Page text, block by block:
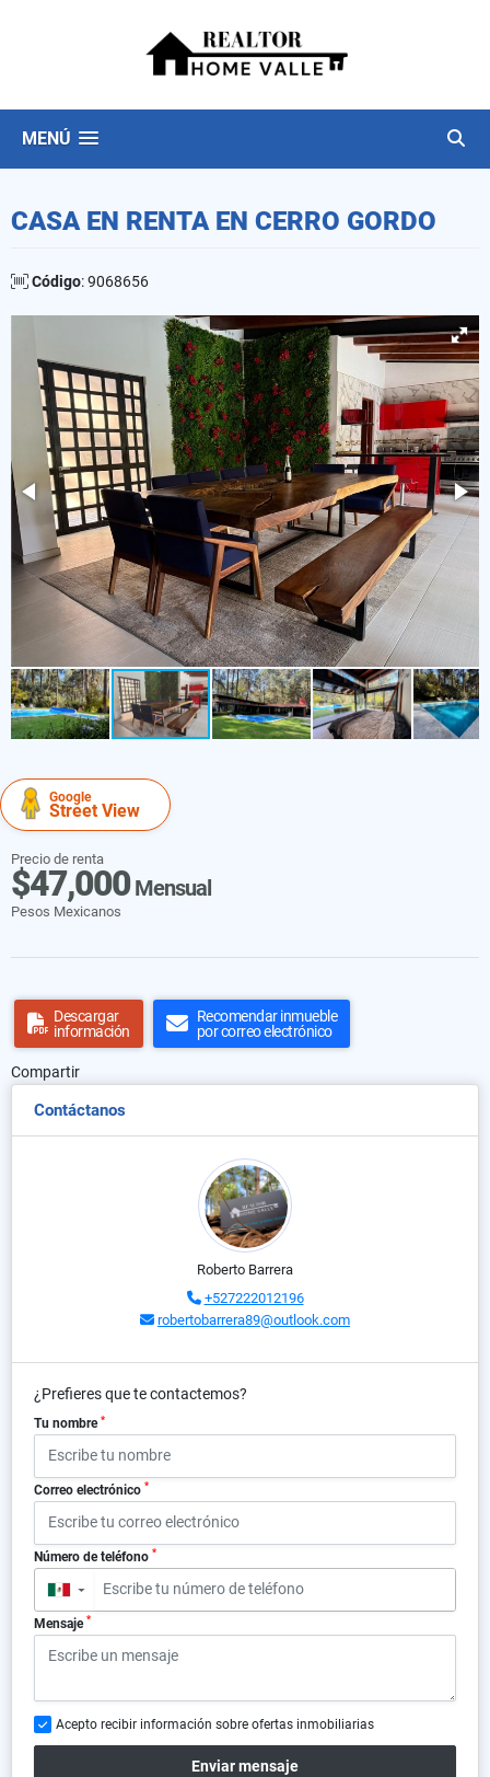
MENÚ
CASA EN RENTA EN CERRO GORDO
Código: 9068656
Google
Street View
Precio de renta
$47,000Mensual
Pesos Mexicanos
Descargar
información
Recomendar inmueble
por correo electrónico
Compartir
Contáctanos
Roberto Barrera
+527222012196
robertobarrera89@outlook.com
¿Prefieres que te contactemos?
Tu nombre *
Correo electrónico *
Número de teléfono *
▼
Mensaje *
Acepto recibir información sobre ofertas inmobiliarias
Enviar mensaje